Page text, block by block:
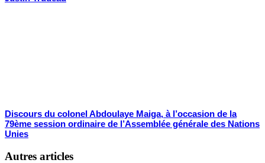
Discours du colonel Abdoulaye Maiga, à l’occasion de la
79ème session ordinaire de l’Assemblée générale des Nations
Unies
Autres articles